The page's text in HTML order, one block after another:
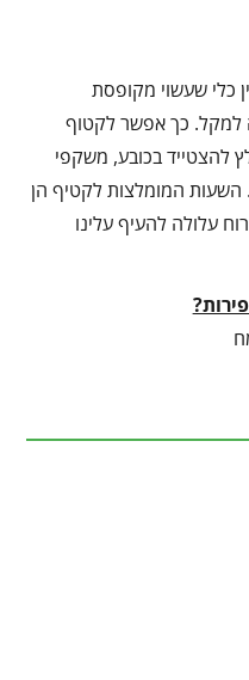
כלי שעשוי מקופסת
למקל. כך אפשר לקטוף
להצטייד בכובע, משקפי
השעות המומלצות לקטיף הן
עלולה להעיף עלינו